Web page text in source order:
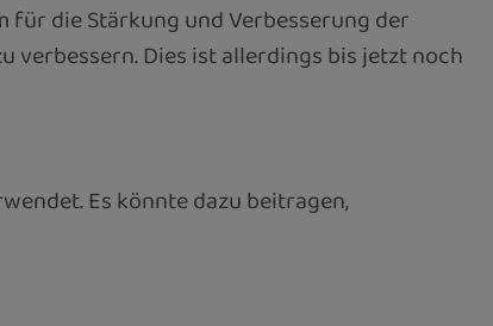
die Stärkung und Verbesserung der
verbessern. Dies ist allerdings bis jetzt noch
Es könnte dazu beitragen,